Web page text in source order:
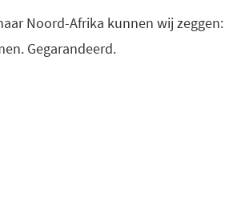
Noord-Afrika kunnen wij zeggen:
Gegarandeerd.